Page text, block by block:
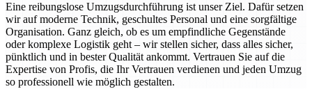
Eine reibungslose Umzugsdurchführung ist unser Ziel. Dafür setzen
wir auf moderne Technik, geschultes Personal und eine sorgfältige
Organisation. Ganz gleich, ob es um empfindliche Gegenstände
oder komplexe Logistik geht – wir stellen sicher, dass alles sicher,
pünktlich und in bester Qualität ankommt. Vertrauen Sie auf die
Expertise von Profis, die Ihr Vertrauen verdienen und jeden Umzug
so professionell wie möglich gestalten.